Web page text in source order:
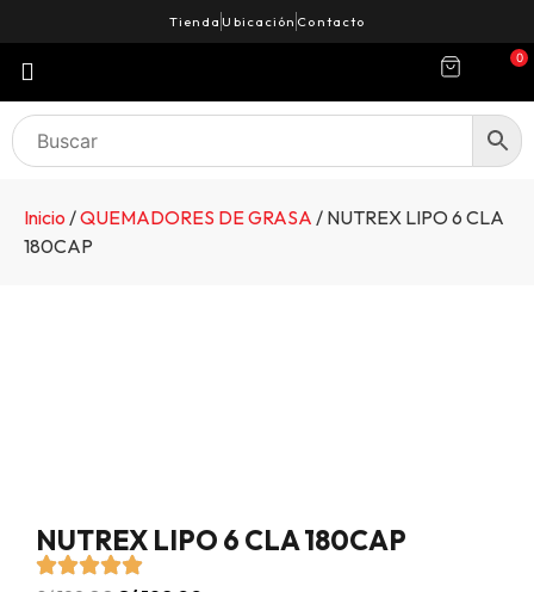
Tienda Ubicación Contacto
0
Inicio /QUEMADORES DE GRASA / NUTREX LIPO 6 CLA
180CAP
NUTREX LIPO 6 CLA 180CAP